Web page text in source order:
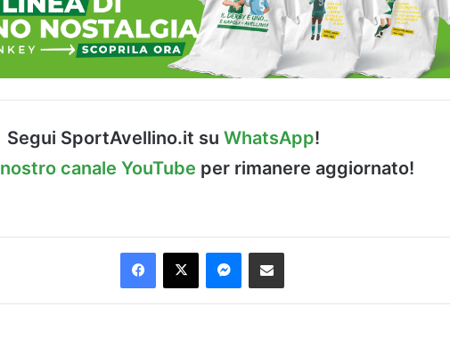
Segui SportAvellino.it su WhatsApp!
nostro canale YouTube per rimanere aggiornato!
Facebook
X Messenger
Condividi via Email